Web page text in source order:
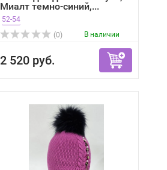
Миалт темно-синий,...
52-54
(0)
В наличии
2 520 руб.